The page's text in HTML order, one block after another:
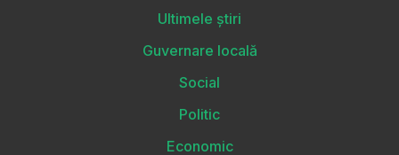
Ultimele știri
Guvernare locală
Social
Politic
Economic